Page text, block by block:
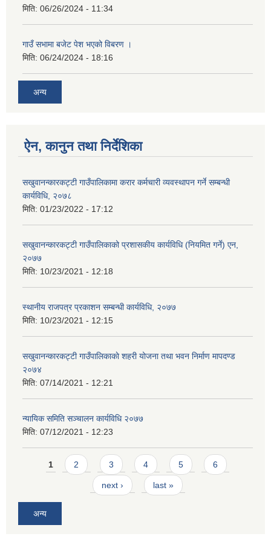
मिति: 06/26/2024 - 11:34
गाउँ सभामा बजेट पेश भएको विबरण ।
मिति: 06/24/2024 - 18:16
अन्य
ऐन, कानुन तथा निर्देशिका
सखुवानन्कारकट्टी गाउँपालिकामा करार कर्मचारी व्यवस्थापन गर्ने सम्बन्धी
कार्यविधि, २०७८
मिति: 01/23/2022 - 17:12
सखुवानन्कारकट्टी गाउँपालिकाको प्रशासकीय कार्यविधि (नियमित गर्ने) एन,
२०७७
मिति: 10/23/2021 - 12:18
स्थानीय राजपत्र प्रकाशन सम्बन्धी कार्यविधि, २०७७
मिति: 10/23/2021 - 12:15
सखुवानन्कारकट्टी गाउँपालिकाकाे शहरी योजना तथा भवन निर्माण मापदण्ड
२०७४
मिति: 07/14/2021 - 12:21
न्यायिक समिति सञ्चालन कार्यविधि २०७७
मिति: 07/12/2021 - 12:23
Pages
1 2 3 4 5 6
next › last »
अन्य